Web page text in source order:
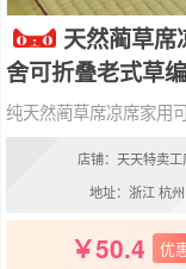
天然蔺草
舍可折叠老式草
纯天然蔺草席凉席家用
店铺：天天特卖工
地址：浙江 杭州
50.4 优